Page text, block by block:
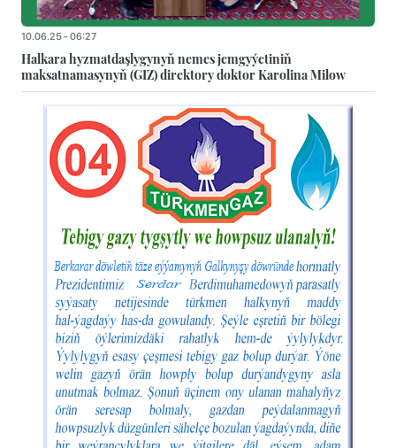
10.06.25 - 06:27
Halkara hyzmatdaşlygynyň nemes jemgyýetiniň
maksatnamasynyň (GIZ) direktory doktor Karolina Milow